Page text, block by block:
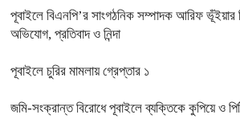
পূবাইলে বিএনপি’র সাংগঠনিক সম্পাদক আরিফ ভূঁইয়ার
অভিযোগ, প্রতিবাদ ও নিন্দা
পূবাইলে চুরির মামলায় গ্রেপ্তার ১
জমি-সংক্রান্ত বিরোধে পূবাইলে ব্যক্তিকে কুপিয়ে ও